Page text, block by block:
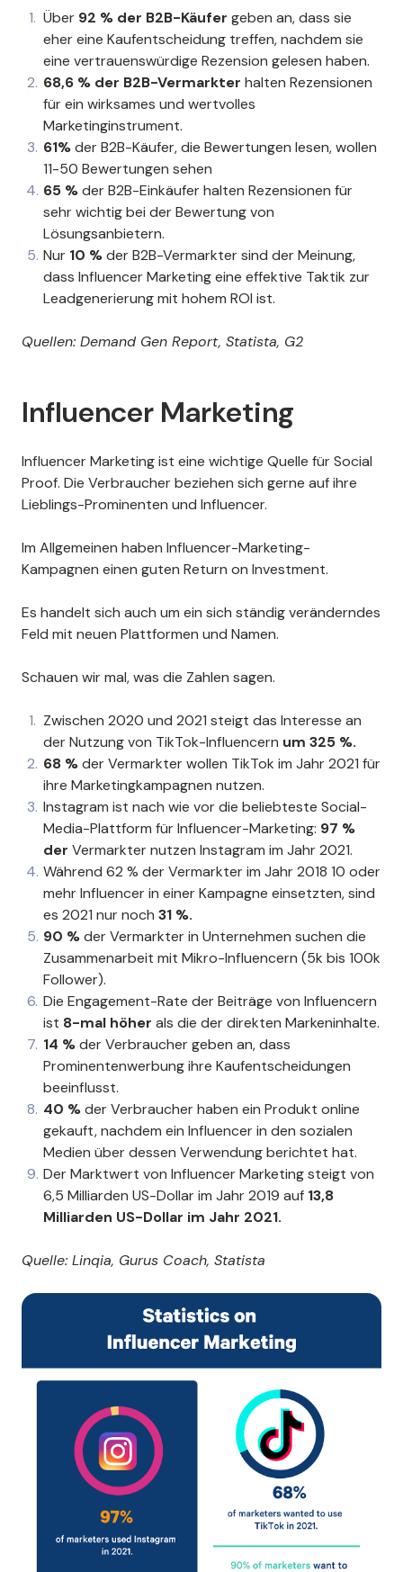
Über 92 % der B2B-Käufer geben an, dass sie
eher eine Kaufentscheidung treffen, nachdem sie
eine vertrauenswürdige Rezension gelesen haben.
68,6 % der B2B-Vermarkter halten Rezensionen
für ein wirksames und wertvolles
Marketinginstrument.
61%der B2B-Käufer, die Bewertungen lesen, wollen
11-50 Bewertungen sehen
65 %der B2B-Einkäufer halten Rezensionen für
sehr wichtig bei der Bewertung von
Lösungsanbietern.
Nur 10 %der B2B-Vermarkter sind der Meinung,
dass Influencer Marketing eine effektive Taktik zur
Leadgenerierung mit hohem ROI ist.
Quellen: Demand Gen Report, Statista, G2
Influencer Marketing
Influencer Marketing ist eine wichtige Quelle für Social
Proof. Die Verbraucher beziehen sich gerne auf ihre
Lieblings-Prominenten und Influencer.
Im Allgemeinen haben Influencer-Marketing-
Kampagnen einen guten Return on Investment.
Es handelt sich auch um ein sich ständig veränderndes
Feld mit neuen Plattformen und Namen.
Schauen wir mal, was die Zahlen sagen.
Zwischen 2020 und 2021 steigt das Interesse an
der Nutzung von TikTok-Influencern um 325 %.
68 %der Vermarkter wollen TikTok im Jahr 2021 für
ihre Marketingkampagnen nutzen.
Instagram ist nach wie vor die beliebteste Social-
Media-Plattform für Influencer-Marketing: 97 %
der Vermarkter nutzen Instagram im Jahr 2021.
Während 62 % der Vermarkter im Jahr 2018 10 oder
mehr Influencer in einer Kampagne einsetzten, sind
es 2021 nur noch 31 %.
90 %der Vermarkter in Unternehmen suchen die
Zusammenarbeit mit Mikro-Influencern (5k bis 100k
Follower).
Die Engagement-Rate der Beiträge von Influencern
ist 8-mal höher als die der direkten Markeninhalte.
14 %der Verbraucher geben an, dass
Prominentenwerbung ihre Kaufentscheidungen
beeinflusst.
40 %der Verbraucher haben ein Produkt online
gekauft, nachdem ein Influencer in den sozialen
Medien über dessen Verwendung berichtet hat.
Der Marktwert von Influencer Marketing steigt von
6,5 Milliarden US-Dollar im Jahr 2019 auf 13,8
Milliarden US-Dollar im Jahr 2021.
Quelle: Linqia, Gurus Coach, Statista